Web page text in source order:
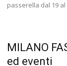
passerella dal 19
MILANO
ed eventi